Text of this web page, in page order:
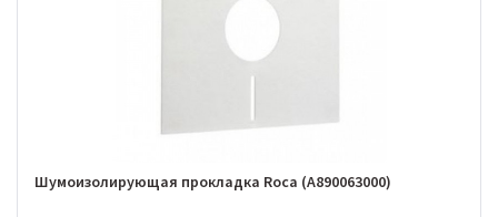
Шумоизолирующая прокладка Roca (A890063000)